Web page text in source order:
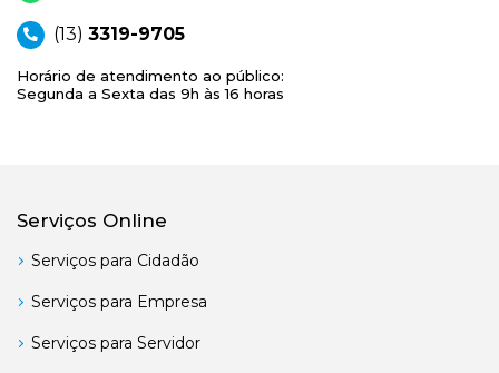
(13) 3319-9705
Horário de atendimento ao público:
Segunda a Sexta das 9h às 16 horas
Serviços Online
Serviços para Cidadão
Serviços para Empresa
Serviços para Servidor